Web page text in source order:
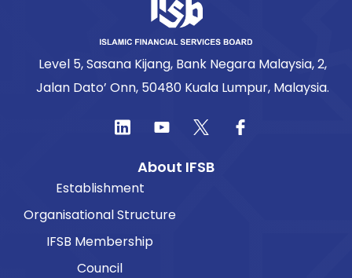
Level 5, Sasana Kijang, Bank Negara Malaysia, 2,
Jalan Dato’ Onn, 50480 Kuala Lumpur, Malaysia.
About IFSB
Establishment
Organisational Structure
IFSB Membership
Council